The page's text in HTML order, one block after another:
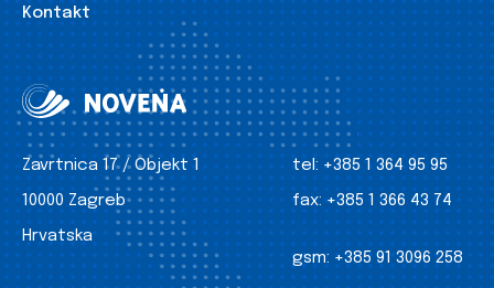
Kontakt
Zavrtnica 17 / Objekt 1
10000 Zagreb
Hrvatska
tel: +385 1 364 95 95
fax: +385 1 366 43 74
gsm: +385 91 3096 258